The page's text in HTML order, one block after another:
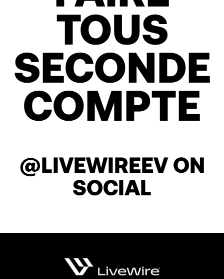
TOUS
SECONDE
COMPTE
@LIVEWIREEV ON
SOCIAL